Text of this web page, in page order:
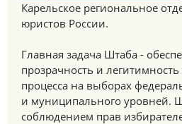
Карельское региональное
юристов России.
Главная задача Штаба -
прозрачность и
процесса на выборах
и муниципального уровней.
соблюдением прав